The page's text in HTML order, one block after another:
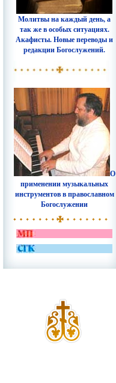
Молитвы на каждый день, а
так же в особых ситуациях.
Акафисты. Новые переводы и
редакции Богослужений.
О
применении музыкальных
инструментов в православном
Богослужении